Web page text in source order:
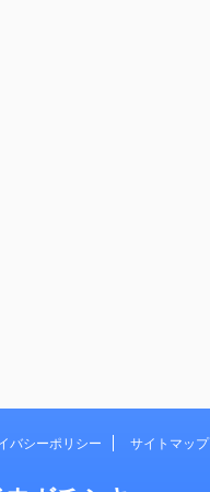
バシーポリシー サイトマップ